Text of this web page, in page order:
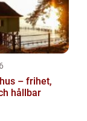
– frihet,
hållbar